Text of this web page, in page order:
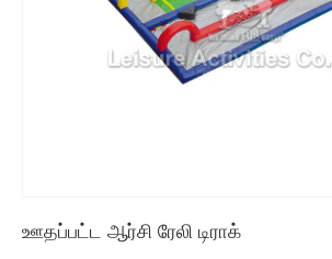
ஊதப்பட்ட ஆர்சி ரேலி டிராக்